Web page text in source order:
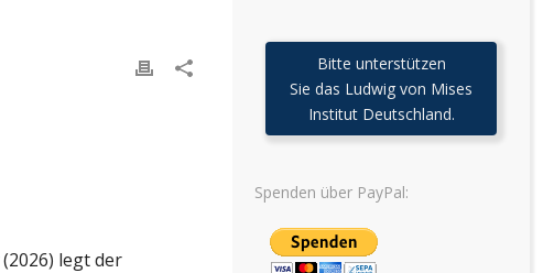
(2026) legt der
Bitte unterstützen
Sie das Ludwig von Mises
Institut Deutschland.
Spenden über PayPal: